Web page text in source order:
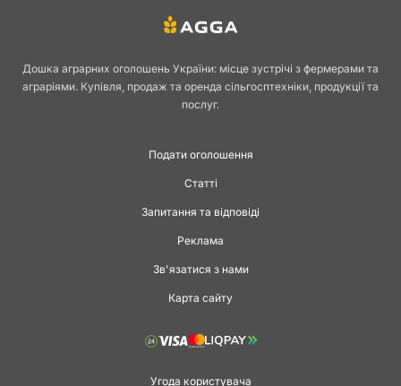
Дошка аграрних оголошень України: місце зустрічі з фермерами та
аграріями. Купівля, продаж та оренда сільгосптехніки, продукції та
послуг.
Подати оголошення
Статті
Запитання та відповіді
Реклама
Зв'язатися з нами
Карта сайту
Угода користувача